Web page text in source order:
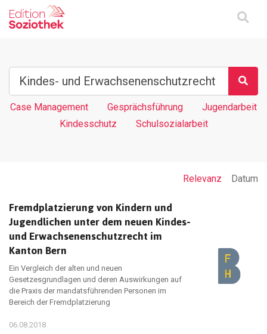
Case Management Gesprächsführung
Jugendarbeit
Kindesschutz
Schulsozialarbeit
Relevanz Datum
Fremdplatzierung von Kindern und
Jugendlichen unter dem neuen Kindes-
und Erwachsenenschutzrecht im
Kanton Bern
Ein Vergleich der alten und neuen
Gesetzesgrundlagen und deren Auswirkungen auf
die Praxis der mandatsführenden Personen im
Bereich der Fremdplatzierung
06.08.2018